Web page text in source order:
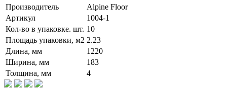
Производитель
Alpine Floor
Артикул
1004-1
Кол-во в упаковке. шт. 10
Площадь упаковки, м2 2.23
Длина, мм
1220
Ширина, мм
183
Толщина, мм
4